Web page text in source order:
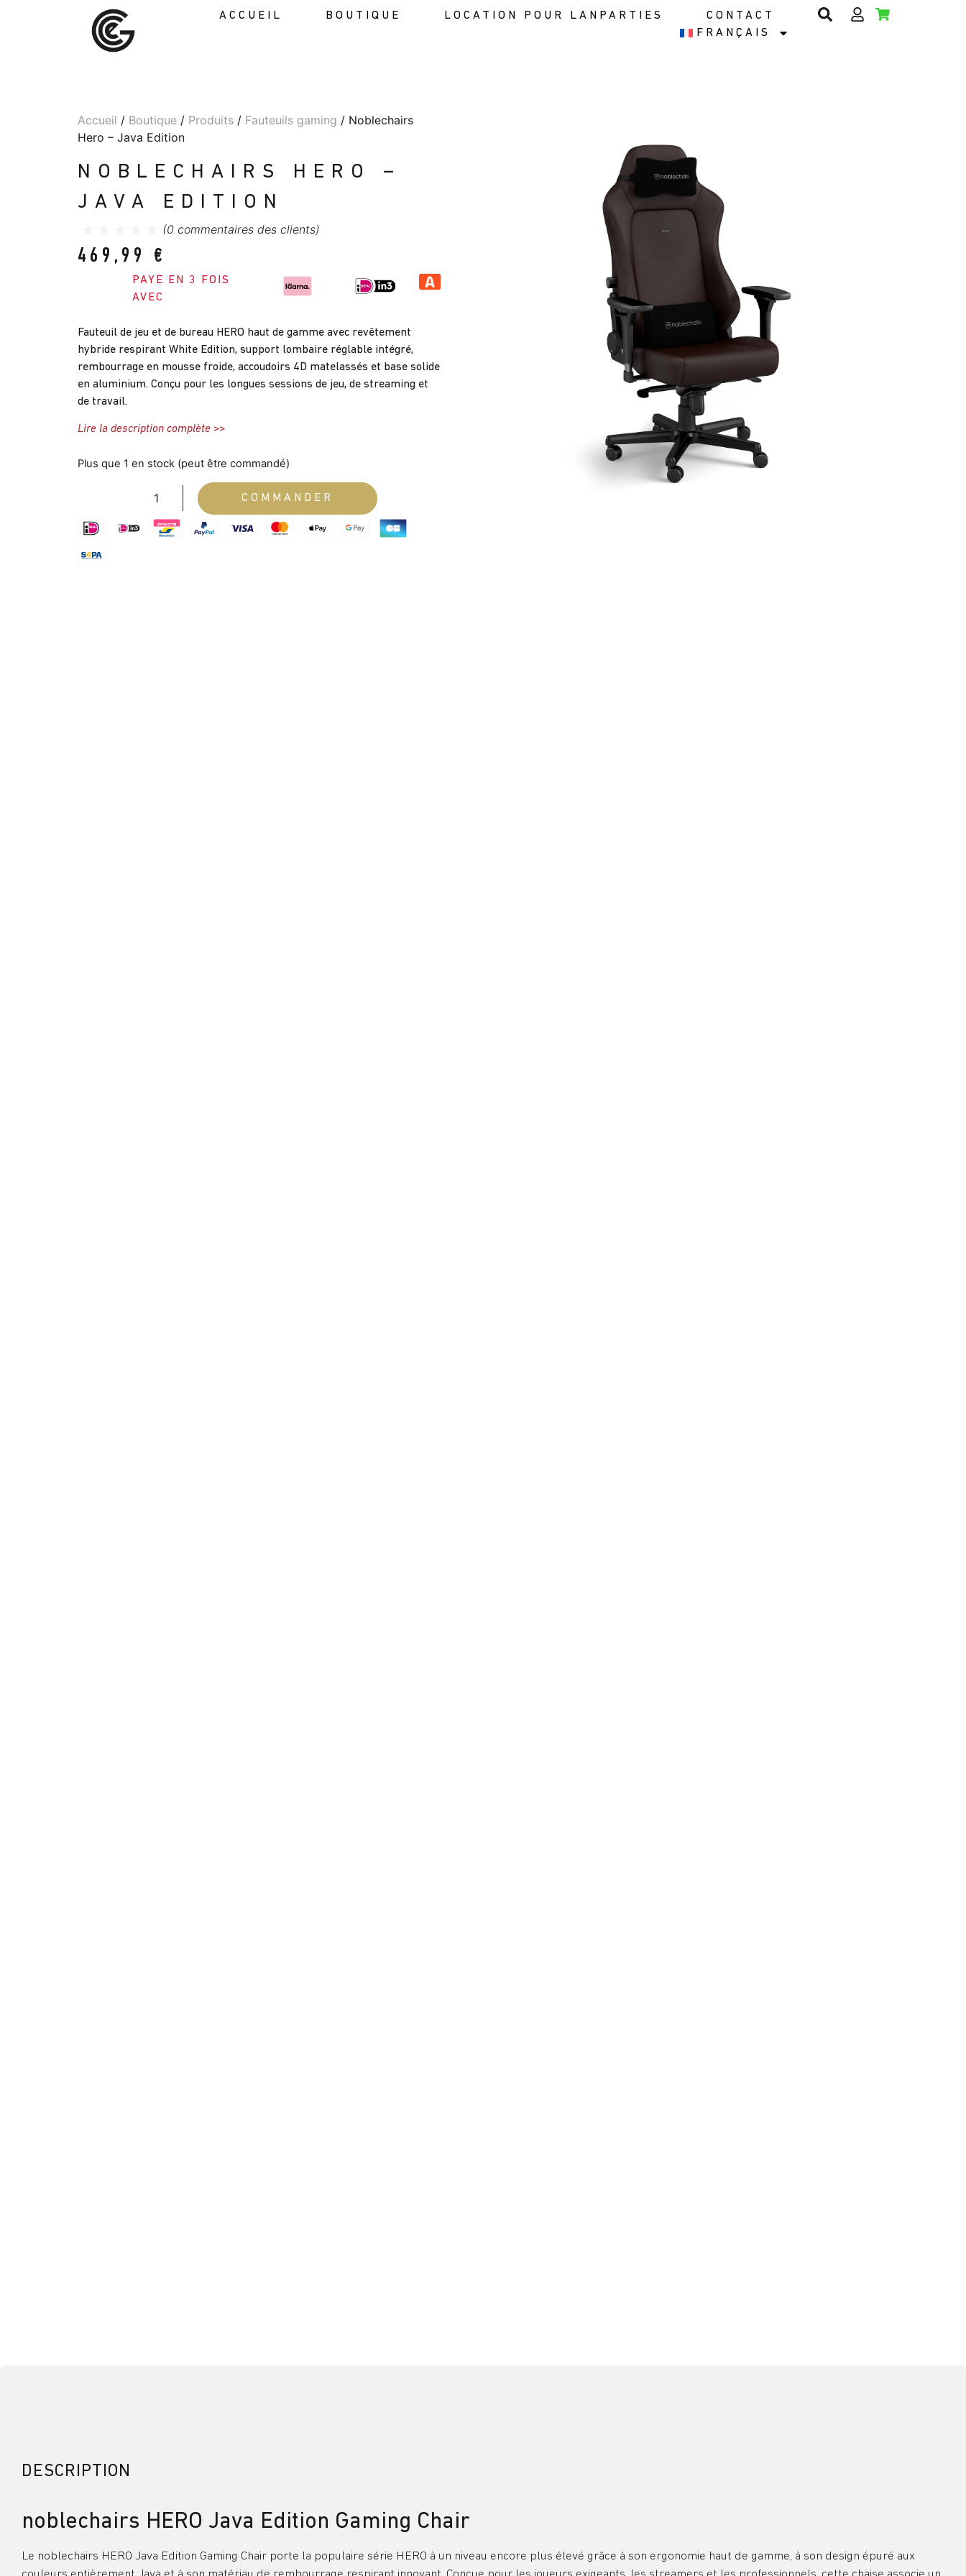
ACCUEIL BOUTIQUE LOCATION POUR LANPARTIES
CONTACT
FRANÇAIS
Accueil / Boutique/ Produits/ Fauteuils gaming / Noblechairs
Hero – Java Edition
NOBLECHAIRS HERO –
JAVA EDITION
(0commentaires des clients)
469,99 €
PAYE EN 3 FOIS
AVEC
Fauteuil de jeu et de bureau HERO haut de gamme avec revêtement
hybride respirant White Edition, support lombaire réglable intégré,
rembourrage en mousse froide, accoudoirs 4D matelassés et base solide
en aluminium. Conçu pour les longues sessions de jeu, de streaming et
de travail.
Lire la description complète >>
Plus que 1 en stock (peut être commandé)
COMMANDER
DESCRIPTION
noblechairs HERO Java Edition Gaming Chair
Le noblechairs HERO Java Edition Gaming Chair porte la populaire série HERO à un niveau encore plus élevé grâce à son ergonomie haut de gamme, à son design épuré aux